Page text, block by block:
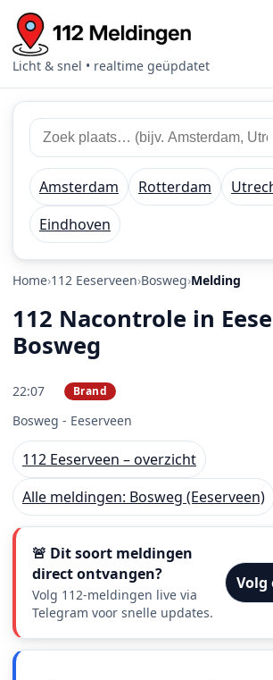
Licht & snel • realtime geüpdatet
Zoek 112 meldingen
Zoek plaats of regio
Amsterdam Rotterdam
Eindhoven
Home 112 Eeserveen Bosweg Melding
112 Nacontrole in
Bosweg
22:07 Brand
Bosweg - Eeserveen
112 Eeserveen – overzicht
Alle meldingen: Bosweg (Eeserveen)
🚨 Dit soort meldingen
direct ontvangen?
Volg 112-meldingen live via
Telegram voor snelle updates.
Volg